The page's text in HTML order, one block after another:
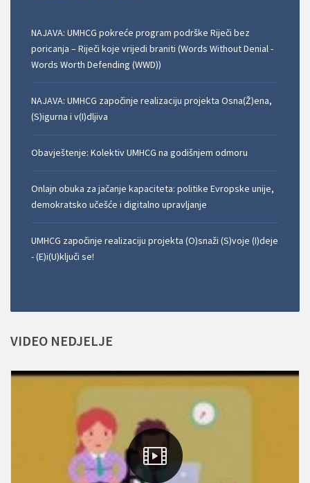
NAJAVA: UMHCG pokreće program podrške Riječi bez
poricanja – Riječi koje vrijedi braniti (Words Without Denial -
Words Worth Defending (WWD))
NAJAVA: UMHCG započinje realizaciju projekta Osna(Ž)ena,
(S)igurna i v(I)dljiva
Obavještenje: Kolektiv UMHCG na godišnjem odmoru
Onlajn obuka za jačanje kapaciteta: politike Evropske unije,
demokratsko učešće i digitalno upravljanje
UMHCG započinje realizaciju projekta (O)snaži (S)voje (I)deje
- (E)i(U)ključi se!
VIDEO NEDJELJE